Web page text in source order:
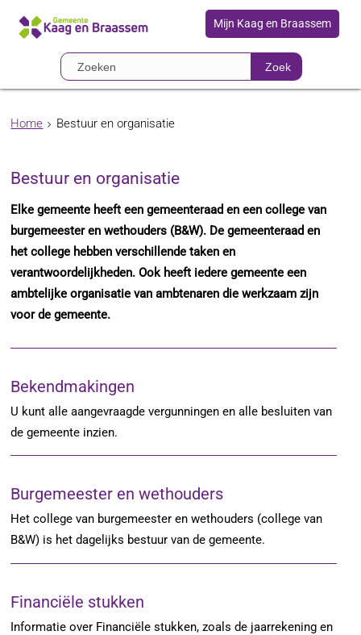
Mijn Kaag en Braassem
Zoek
Home Bestuur en organisatie
Bestuur en organisatie
Elke gemeente heeft een gemeenteraad en een college van
burgemeester en wethouders (B&W). De gemeenteraad en
het college hebben verschillende taken en
verantwoordelijkheden. Ook heeft iedere gemeente een
ambtelijke organisatie van ambtenaren die werkzaam zijn
voor de gemeente.
Bekendmakingen
U kunt alle aangevraagde vergunningen en alle besluiten van
de gemeente inzien.
Burgemeester en wethouders
Het college van burgemeester en wethouders (college van
B&W) is het dagelijks bestuur van de gemeente.
Financiële stukken
Informatie over Financiële stukken, zoals de jaarrekening en